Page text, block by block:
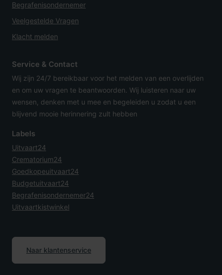
Begrafenisondernemer
Veelgestelde Vragen
Klacht melden
Service & Contact
Wij zijn 24/7 bereikbaar voor het melden van een overlijden
en om uw vragen te beantwoorden. Wij luisteren naar uw
wensen, denken met u mee en begeleiden u zodat u een
blijvend mooie herinnering zult hebben
Labels
Uitvaart24
Crematorium24
Goedkopeuitvaart24
Budgetuitvaart24
Begrafenisondernemer24
Uitvaartkistwinkel
Naar klantenservice